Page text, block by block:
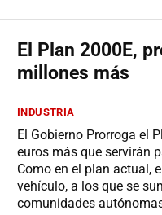
El Plan 2000E,
millones más
INDUSTRIA
El Gobierno Prorroga el
euros más que servirán
Como en el plan actual,
vehículo, a los que se
comunidades